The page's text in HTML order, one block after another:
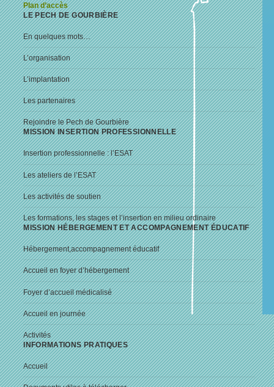
Plan d’accès
LE PECH DE GOURBIÈRE
En quelques mots…
L’organisation
L’implantation
Les partenaires
Rejoindre le Pech de Gourbière
MISSION INSERTION PROFESSIONNELLE
Insertion professionnelle : l’ESAT
Les ateliers de l’ESAT
Les activités de soutien
Les formations, les stages et l’insertion en milieu ordinaire
MISSION HÉBERGEMENT ET ACCOMPAGNEMENT ÉDUCATIF
Hébergement,accompagnement éducatif
Accueil en foyer d’hébergement
Foyer d’accueil médicalisé
Accueil en journée
Activités
INFORMATIONS PRATIQUES
Accueil